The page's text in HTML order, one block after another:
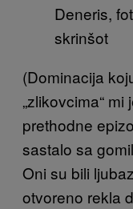
Deneris,
skrinšot
(Dominacija
„zlikovcima“
prethodne
sastalo sa
Oni su bili
otvoreno rekla